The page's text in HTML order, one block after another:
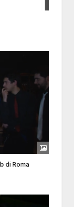
di Roma